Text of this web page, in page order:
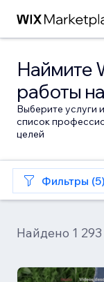
Наймите
работы
Выберите услуги
список
целей
Фильтры (5)
Найдено 1